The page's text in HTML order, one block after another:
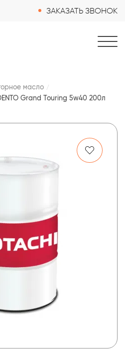
ЗАКАЗАТЬ ЗВОНОК
масло
Grand Touring 5w40 200л